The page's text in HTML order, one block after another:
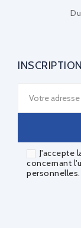
J'accepte
concernant
personnelles.